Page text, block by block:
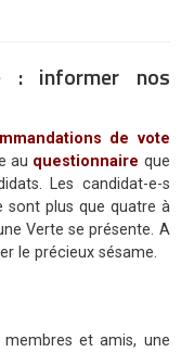
: informer nos
de vote
au questionnaire que
Les candidat-e-s
sont plus que quatre à
Verte se présente. A
le précieux sésame.
et amis, une